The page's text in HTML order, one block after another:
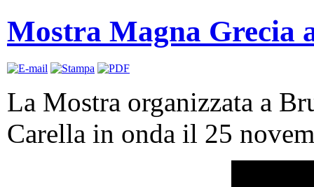
Mostra Magna Grecia
La Mostra organizzata a
Carella in onda il 25